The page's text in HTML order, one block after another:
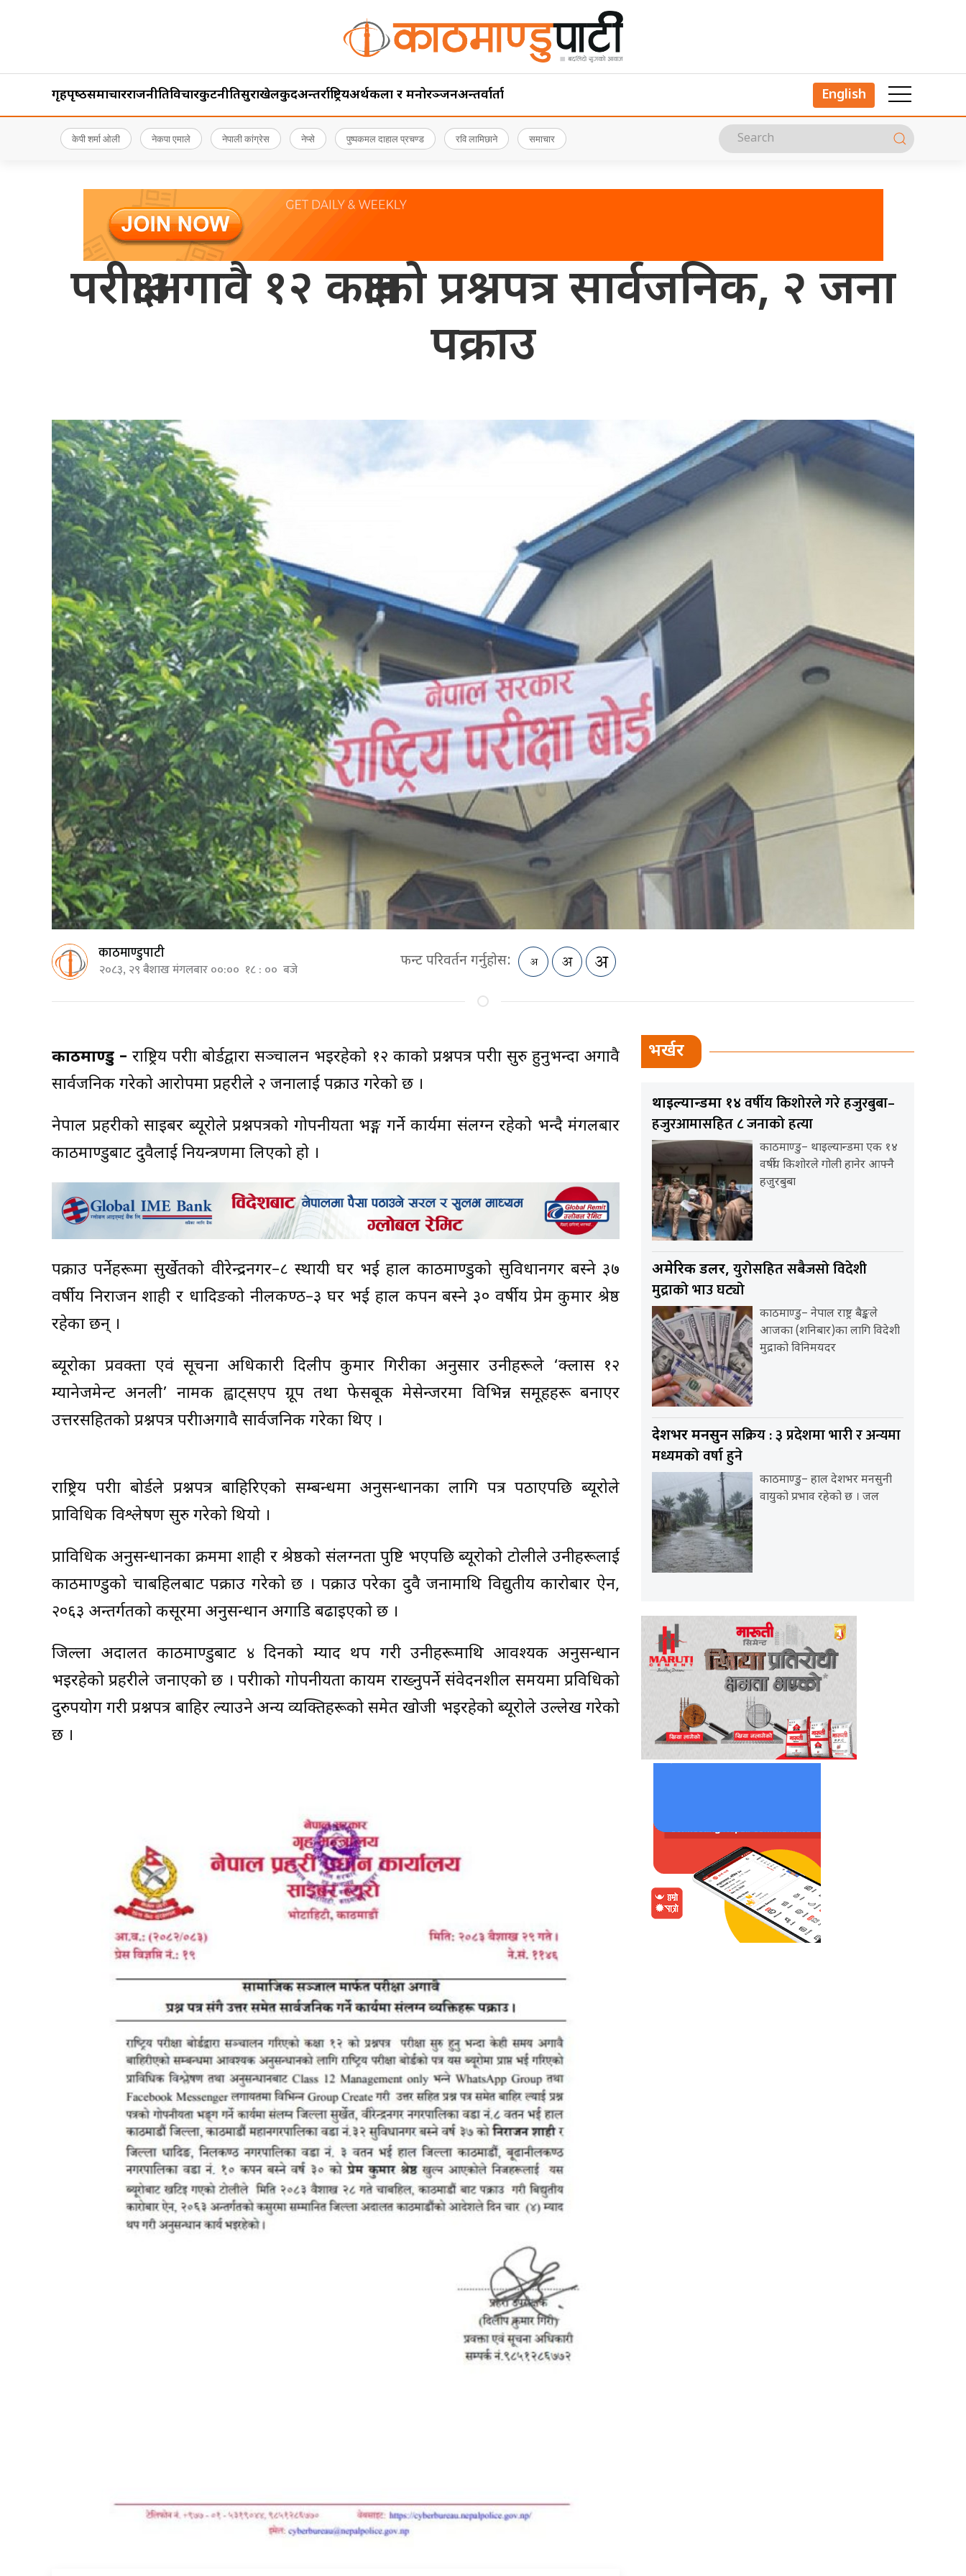
गृहपृष्‍ठसमाचारराजनीतिविचारकुटनीतिसुरक्षाखेलकुदअन्तर्राष्ट्रियअर्थकला र मनोरञ्जनअन्तर्वार्ता English
केपी शर्मा ओली नेकपा एमाले नेपाली कांग्रेस नेप्से पुष्पकमल दाहाल प्रचण्ड रवि लामिछाने समाचार
परीक्षाअगावै १२ कक्षाको प्रश्नपत्र सार्वजनिक, २ जना
पक्राउ
काठमाण्डुपाटी
२०८३, २९ बैशाख मंगलबार ००:०० १८ : ०० बजे फन्ट परिवर्तन गर्नुहोस:
काठमाण्डु – राष्ट्रिय परीक्षा बोर्डद्वारा सञ्चालन भइरहेको १२ कक्षाको प्रश्नपत्र परीक्षा सुरु हुनुभन्दा अगावै
सार्वजनिक गरेको आरोपमा प्रहरीले २ जनालाई पक्राउ गरेको छ ।
नेपाल प्रहरीको साइबर ब्यूरोले प्रश्नपत्रको गोपनीयता भङ्ग गर्ने कार्यमा संलग्न रहेको भन्दै मंगलबार
काठमाण्डुबाट दुवैलाई नियन्त्रणमा लिएको हो ।
पक्राउ पर्नेहरूमा सुर्खेतको वीरेन्द्रनगर–८ स्थायी घर भई हाल काठमाण्डुको सुविधानगर बस्ने ३७
वर्षीय निराजन शाही र धादिङको नीलकण्ठ–३ घर भई हाल कपन बस्ने ३० वर्षीय प्रेम कुमार श्रेष्ठ
रहेका छन् ।
ब्यूरोका प्रवक्ता एवं सूचना अधिकारी दिलीप कुमार गिरीका अनुसार उनीहरूले ‘क्लास १२
म्यानेजमेन्ट अनली’ नामक ह्वाट्सएप ग्रूप तथा फेसबूक मेसेन्जरमा विभिन्न समूहहरू बनाएर
उत्तरसहितको प्रश्नपत्र परीक्षाअगावै सार्वजनिक गरेका थिए ।
राष्ट्रिय परीक्षा बोर्डले प्रश्नपत्र बाहिरिएको सम्बन्धमा अनुसन्धानका लागि पत्र पठाएपछि ब्यूरोले
प्राविधिक विश्लेषण सुरु गरेको थियो ।
प्राविधिक अनुसन्धानका क्रममा शाही र श्रेष्ठको संलग्नता पुष्टि भएपछि ब्यूरोको टोलीले उनीहरूलाई
काठमाण्डुको चाबहिलबाट पक्राउ गरेको छ । पक्राउ परेका दुवै जनामाथि विद्युतीय कारोबार ऐन,
२०६३ अन्तर्गतको कसूरमा अनुसन्धान अगाडि बढाइएको छ ।
जिल्ला अदालत काठमाण्डुबाट ४ दिनको म्याद थप गरी उनीहरूमाथि आवश्यक अनुसन्धान
भइरहेको प्रहरीले जनाएको छ । परीक्षाको गोपनीयता कायम राख्नुपर्ने संवेदनशील समयमा प्रविधिको
दुरुपयोग गरी प्रश्नपत्र बाहिर ल्याउने अन्य व्यक्तिहरूको समेत खोजी भइरहेको ब्यूरोले उल्लेख गरेको
छ ।
भर्खर
थाइल्यान्डमा १४ वर्षीय किशोरले गरे हजुरबुबा–
हजुरआमासहित ८ जनाको हत्या
काठमाण्डु– थाइल्यान्डमा एक १४
वर्षीय किशोरले गोली हानेर आफ्नै
हजुरबुबा
अमेरिकी डलर, युरोसहित सबैजसो विदेशी
मुद्राको भाउ घट्यो
काठमाण्डु– नेपाल राष्ट्र बैङ्कले
आजका (शनिबार)का लागि विदेशी
मुद्राको विनिमयदर
देशभर मनसुनसक्रिय : ३ प्रदेशमा भारी र अन्यमा
मध्यमको वर्षा हुने
काठमाण्डु– हाल देशभर मनसुनी
वायुको प्रभाव रहेको छ । जल